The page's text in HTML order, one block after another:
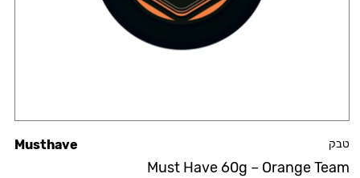
טבק
Must Have 60g – Orange Team
Musthave